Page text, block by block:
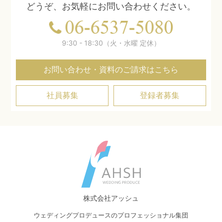
どうぞ、お気軽にお問い合わせください。
9:30 - 18:30（火・水曜 定休）
お問い合わせ・資料のご請求はこちら
社員募集 登録者募集
株式会社アッシュ
ウェディングプロデュースのプロフェッショナル集団